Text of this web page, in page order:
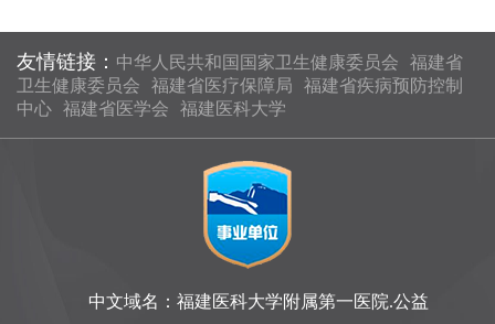
友情链接： 中华人民共和国国家卫生健康委员会
福建省
卫生健康委员会
福建省医疗保障局
福建省疾病预防控制
中心 福建省医学会 福建医科大学
中文域名：福建医科大学附属第一医院.公益